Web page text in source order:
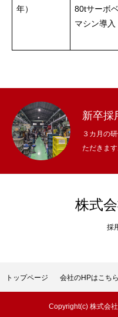
年）
80tサーボ
マシン導入
新卒採
３カ月の
ただきます
株式
採
トップページ 会社のHPはこちら
Copyright(c) 株式会